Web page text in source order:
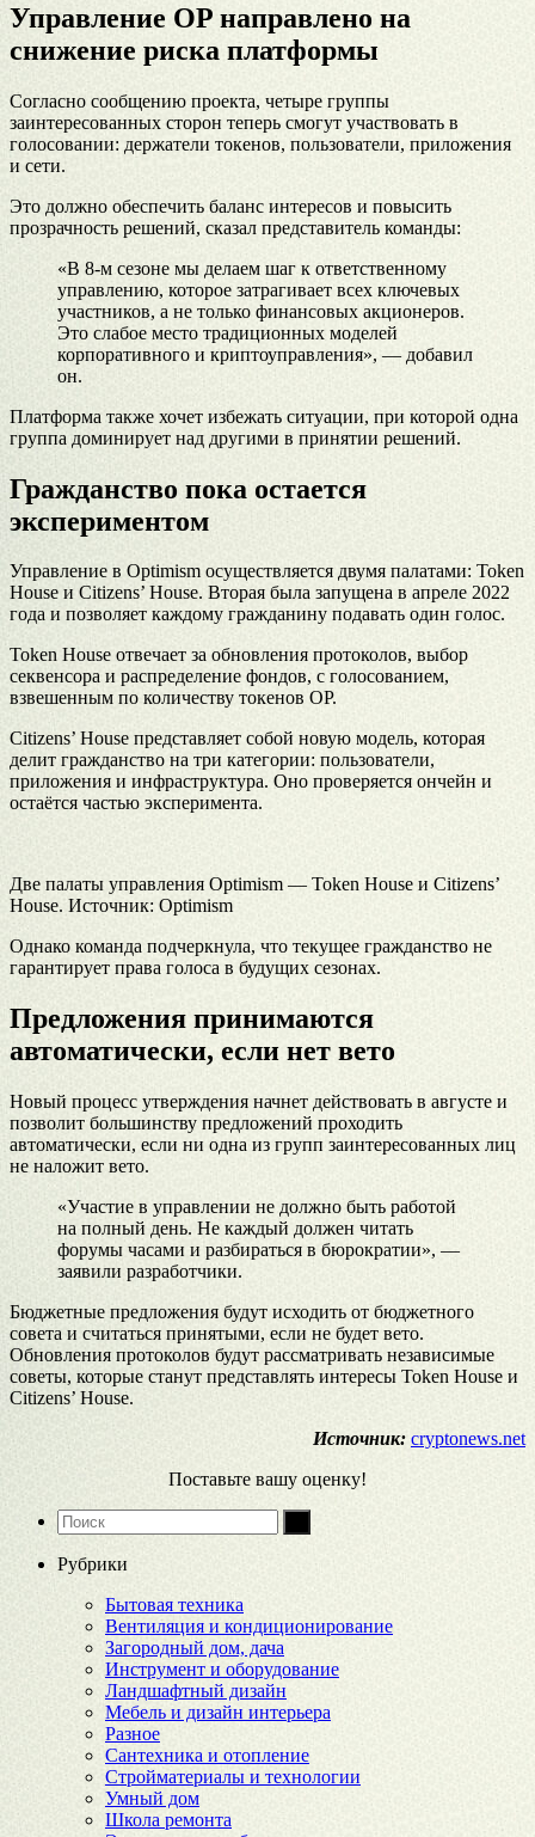
Управление OP направлено на
снижение риска платформы
Согласно сообщению проекта, четыре группы
заинтересованных сторон теперь смогут участвовать в
голосовании: держатели токенов, пользователи, приложения
и сети.
Это должно обеспечить баланс интересов и повысить
прозрачность решений, сказал представитель команды:
«В 8-м сезоне мы делаем шаг к ответственному
управлению, которое затрагивает всех ключевых
участников, а не только финансовых акционеров.
Это слабое место традиционных моделей
корпоративного и криптоуправления», — добавил
он.
Платформа также хочет избежать ситуации, при которой одна
группа доминирует над другими в принятии решений.
Гражданство пока остается
экспериментом
Управление в Optimism осуществляется двумя палатами: Token
House и Citizens’ House. Вторая была запущена в апреле 2022
года и позволяет каждому гражданину подавать один голос.
Token House отвечает за обновления протоколов, выбор
секвенсора и распределение фондов, с голосованием,
взвешенным по количеству токенов OP.
Citizens’ House представляет собой новую модель, которая
делит гражданство на три категории: пользователи,
приложения и инфраструктура. Оно проверяется ончейн и
остаётся частью эксперимента.
Две палаты управления Optimism — Token House и Citizens’
House. Источник: Optimism
Однако команда подчеркнула, что текущее гражданство не
гарантирует права голоса в будущих сезонах.
Предложения принимаются
автоматически, если нет вето
Новый процесс утверждения начнет действовать в августе и
позволит большинству предложений проходить
автоматически, если ни одна из групп заинтересованных лиц
не наложит вето.
«Участие в управлении не должно быть работой
на полный день. Не каждый должен читать
форумы часами и разбираться в бюрократии», —
заявили разработчики.
Бюджетные предложения будут исходить от бюджетного
совета и считаться принятыми, если не будет вето.
Обновления протоколов будут рассматривать независимые
советы, которые станут представлять интересы Token House и
Citizens’ House.
Источник: cryptonews.net
Поставьте вашу оценку!
Рубрики
Бытовая техника
Вентиляция и кондиционирование
Загородный дом, дача
Инструмент и оборудование
Ландшафтный дизайн
Мебель и дизайн интерьера
Разное
Сантехника и отопление
Стройматериалы и технологии
Умный дом
Школа ремонта